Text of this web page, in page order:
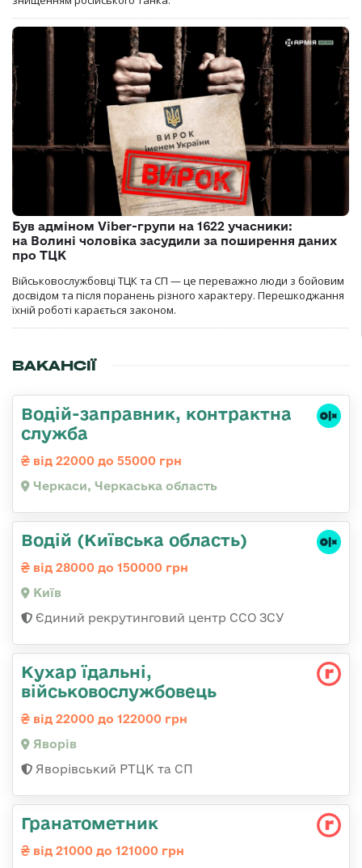
Був адміном Viber-групи на 1622 учасники:
на Волині чоловіка засудили за поширення даних
про ТЦК
Військовослужбовці ТЦК та СП — це переважно люди з бойовим
досвідом та після поранень різного характеру. Перешкоджання
їхній роботі карається законом.
ВАКАНСІЇ
Водій-заправник, контрактна
служба
від 22000 до 55000 грн
Черкаси, Черкаська область
Водій (Київська область)
від 28000 до 150000 грн
Київ
Єдиний рекрутинговий центр ССО ЗСУ
Кухар їдальні,
військовослужбовець
від 22000 до 122000 грн
Яворів
Яворівський РТЦК та СП
Гранатометник
від 21000 до 121000 грн